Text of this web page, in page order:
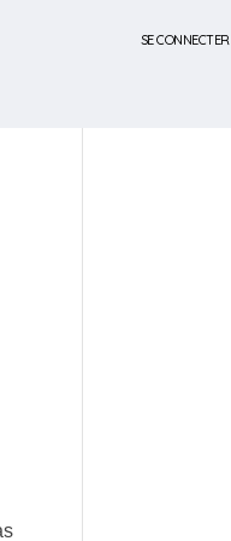
SE CONNECTER